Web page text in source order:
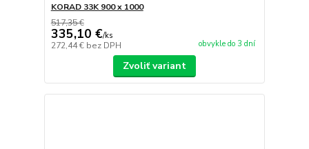
KORAD 33K 900 x 1000
517,35 €
335,10 €/ks
272,44 € bez DPH obvykle do 3 dní
Zvoliť variant